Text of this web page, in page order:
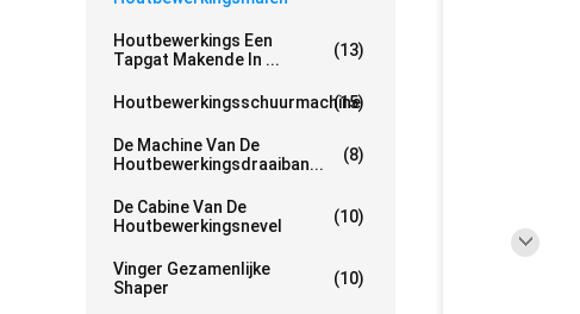
Houtbewerkings Een
Tapgat Makende In ...
(13)
Houtbewerkingsschuurmachine
(15)
De Machine Van De
Houtbewerkingsdraaiban...
(8)
De Cabine Van De
Houtbewerkingsnevel
(10)
Vinger Gezamenlijke
Shaper
(10)